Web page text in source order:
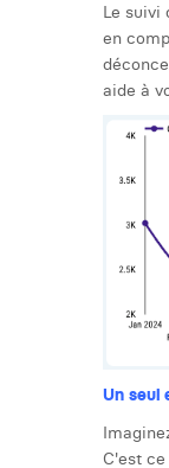
Le suivi
en
aide à
Un seul
C'est